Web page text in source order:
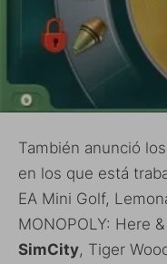
También anunció
en los que está
EA Mini Golf,
MONOPOLY: Here
SimCity, Tiger